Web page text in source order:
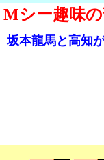
Mシー趣味
坂本龍馬と高知